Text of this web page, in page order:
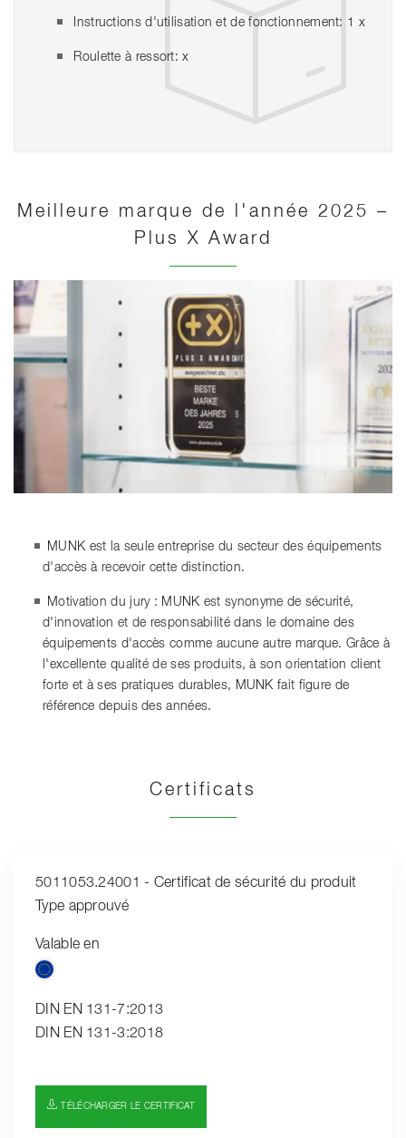
Instructions d'utilisation et de fonctionnement: 1 x
Roulette à ressort: x
Meilleure marque de l'année 2025 –
Plus X Award
MUNK est la seule entreprise du secteur des équipements
d'accès à recevoir cette distinction.
Motivation du jury : MUNK est synonyme de sécurité,
d'innovation et de responsabilité dans le domaine des
équipements d'accès comme aucune autre marque. Grâce à
l'excellente qualité de ses produits, à son orientation client
forte et à ses pratiques durables, MUNK fait figure de
référence depuis des années.
Certificats
5011053.24001 - Certificat de sécurité du produit
Type approuvé
Valable en
DIN EN 131-7:2013
DIN EN 131-3:2018
TÉLÉCHARGER LE CERTIFICAT